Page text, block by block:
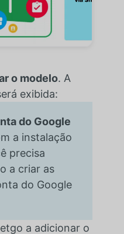
o modelo. A
exibida:
do Google
a instalação
precisa
a criar as
do Google
a adicionar o